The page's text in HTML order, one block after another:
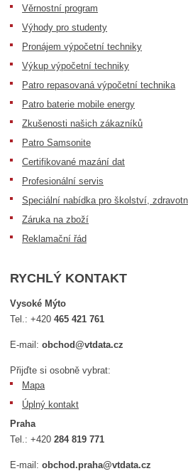
Věrnostní program
Výhody pro studenty
Pronájem výpočetní techniky
Výkup výpočetní techniky
Patro repasovaná výpočetní technika
Patro baterie mobile energy
Zkušenosti našich zákazníků
Patro Samsonite
Certifikované mazání dat
Profesionální servis
Speciální nabídka pro školství,
Záruka na zboží
Reklamační řád
RYCHLÝ KONTAKT
Vysoké Mýto
Tel.:+420465 421 761
E-mail:obchod@vtdata.cz
Přijďte si osobně vybrat:
Mapa
Úplný kontakt
Praha
Tel.:+420284 819 771
E-mail:obchod.praha@vtdata.cz